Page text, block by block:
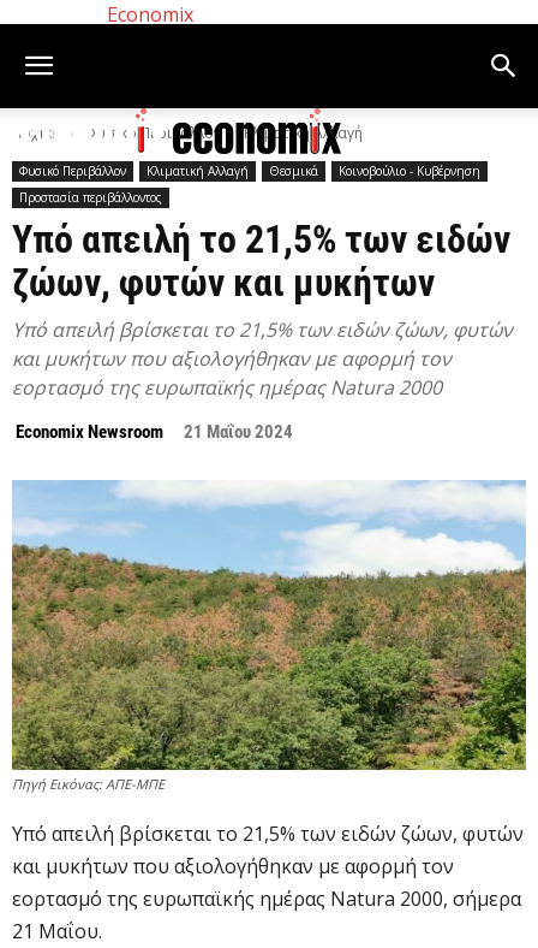
Economix
Αρχική Φυσικό Περιβάλλον Κλιματική Αλλαγή
Φυσικό Περιβάλλον Κλιματική Αλλαγή Θεσμικά
Κοινοβούλιο - Κυβέρνηση
Προστασία περιβάλλοντος
Υπό απειλή το 21,5% των ειδών
ζώων, φυτών και μυκήτων
Υπό απειλή βρίσκεται το 21,5% των ειδών ζώων, φυτών
και μυκήτων που αξιολογήθηκαν με αφορμή τον
εορτασμό της ευρωπαϊκής ημέρας Natura 2000
Economix Newsroom 21 Μαΐου 2024
Πηγή Εικόνας: ΑΠΕ-ΜΠΕ
Υπό απειλή βρίσκεται το 21,5% των ειδών ζώων, φυτών
και μυκήτων που αξιολογήθηκαν με αφορμή τον
εορτασμό της ευρωπαϊκής ημέρας Natura 2000, σήμερα
21 Μαΐου.